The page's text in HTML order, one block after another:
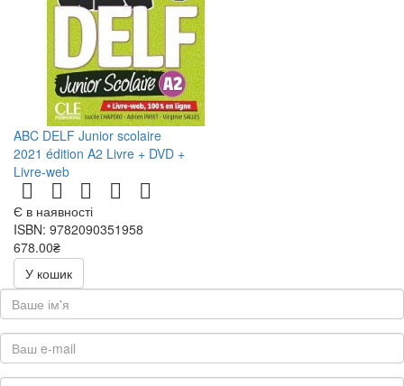
ABC DELF Junior scolaire
2021 édition A2 Livre + DVD +
Livre-web
Є в наявності
ISBN: 9782090351958
678.00₴
У кошик